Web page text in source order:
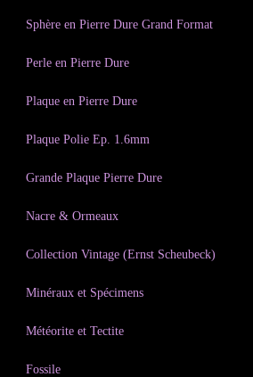
Sphère en Pierre Dure Grand Format
Perle en Pierre Dure
Plaque en Pierre Dure
Plaque Polie Ep. 1.6mm
Grande Plaque Pierre Dure
Nacre & Ormeaux
Collection Vintage (Ernst Scheubeck)
Minéraux et Spécimens
Météorite et Tectite
Fossile